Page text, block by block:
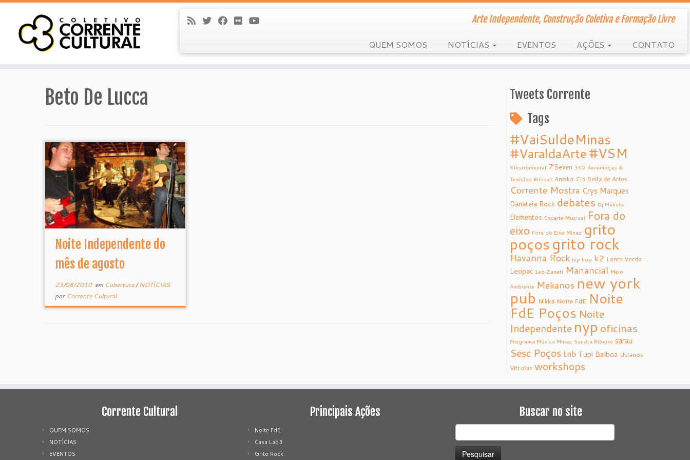
Skip
content
Arte Independente, Construção Coletiva e Formação Livre
QUEM SOMOS NOTÍCIAS EVENTOS AÇÕES CONTATO
Beto De Lucca
Noite Independente do
mês de agosto
23/08/2010em Cobertura/NOTÍCIAS
por Corrente Cultural
Tweets Corrente
Tags
#VaiSuldeMinas
#VaraldaArte #VSM
4Instrumental 7’Seven 360 Aeromoças &
Tenistas Russas Aniska Cia Bella de Artes
Corrente Mostra Crys Marques
Danateia Rock debates Dj Mancha
Elementos Encarte Musical Fora do
eixo Fora do Eixo Minas grito
poçosgrito rock
Havanna Rock hip hop k2 Lente Verde
Leopac Leo Zaneti Manancial Meio
Ambiente Mekanos new york
pub Nikka Noite FdE Noite
FdE Poços Noite
Independente nyp oficinas
Programa Música Minas Sandra Ribeiro sarau
Sesc Poços tnb Tupi Balboa Uclanos
Vitrolas workshops
Corrente Cultural
QUEM SOMOS
NOTÍCIAS
EVENTOS
Principais Ações
Noite FdE
Casa Lab3
Grito Rock
Buscar no site
por: